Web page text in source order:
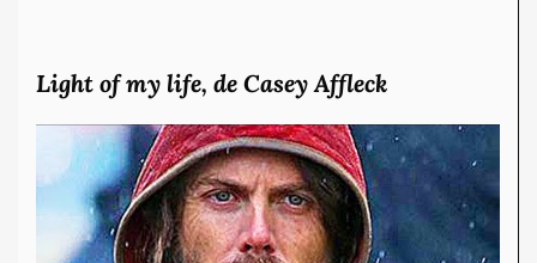
Light of my life, de Casey Affleck